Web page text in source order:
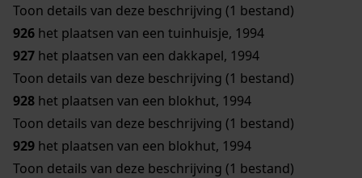
Toon details van deze beschrijving (1 bestand)
926 het plaatsen van een tuinhuisje, 1994
927 het plaatsen van een dakkapel, 1994
Toon details van deze beschrijving (1 bestand)
928 het plaatsen van een blokhut, 1994
Toon details van deze beschrijving (1 bestand)
929 het plaatsen van een blokhut, 1994
Toon details van deze beschrijving (1 bestand)